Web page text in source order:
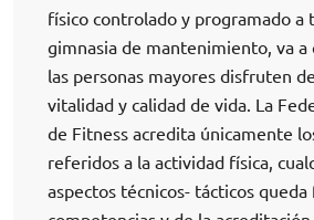
físico controlado y programado a
gimnasia de mantenimiento, va a
las personas mayores disfruten
vitalidad y calidad de vida. La
de Fitness acredita únicamente
referidos a la actividad física,
aspectos técnicos- tácticos queda